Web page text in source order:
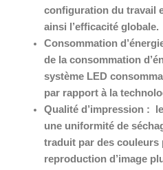
configuration du travail
ainsi l’efficacité globale.
Consommation
de la consommation
système LED
par rapport à la
Qualité d’impression :
une uniformité de
traduit par des couleurs
reproduction d’image